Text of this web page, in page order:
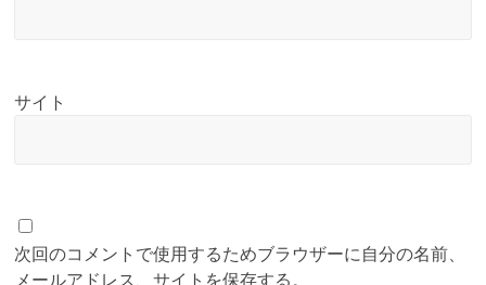
サイト
次回のコメントで使用するためブラウザーに自分の名前、
メールアドレス、サイトを保存する。